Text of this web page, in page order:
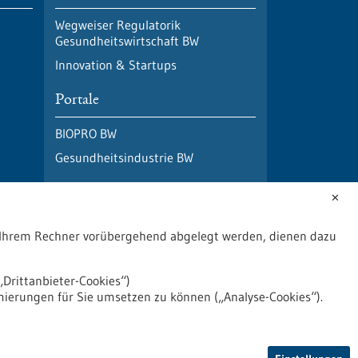
Wegweiser Regulatorik
Gesundheitswirtschaft BW
Innovation & Startups
Portale
BIOPRO BW
Gesundheitsindustrie BW
✕
Rechner vorübergehend abgelegt werden, dienen dazu
Cookies“)
für Sie umsetzen zu können („Analyse-Cookies“).